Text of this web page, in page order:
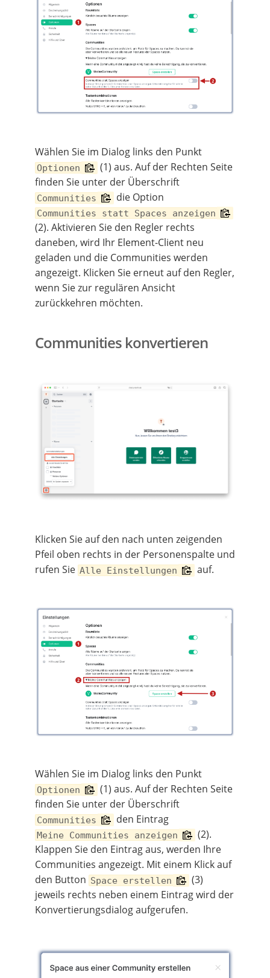
Wählen Sie im Dialog links den Punkt
Optionen
(1) aus. Auf der Rechten Seite
finden Sie unter der Überschrift
Communities die Option
Communities statt Spaces anzeigen
(2). Aktivieren Sie den Regler rechts
daneben, wird Ihr Element-Client neu
geladen und die Communities werden
angezeigt. Klicken Sie erneut auf den Regler,
wenn Sie zur regulären Ansicht
zurückkehren möchten.
Communities konvertieren
Klicken Sie auf den nach unten zeigenden
Pfeil oben rechts in der Personenspalte und
rufen Sie Alle Einstellungen auf.
Wählen Sie im Dialog links den Punkt
Optionen
(1) aus. Auf der Rechten Seite
finden Sie unter der Überschrift
Communities den Eintrag
Meine Communities anzeigen
(2).
Klappen Sie den Eintrag aus, werden Ihre
Communities angezeigt. Mit einem Klick auf
den Button Space erstellen
(3)
jeweils rechts neben einem Eintrag wird der
Konvertierungsdialog aufgerufen.